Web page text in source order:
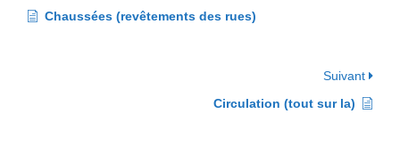
Chaussées (revêtements des rues)
Suivant
Circulation (tout sur la)